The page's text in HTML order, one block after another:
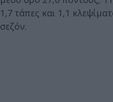
1,7 τάπες και 1,1
σεζόν.